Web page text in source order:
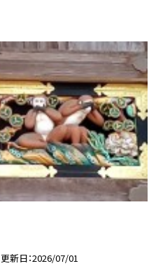
更新日 2026/07/01